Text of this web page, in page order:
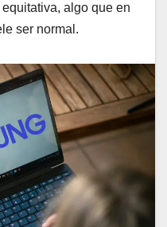
algo que en
ser normal.